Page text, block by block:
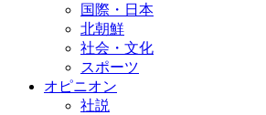
国際・日本
北朝鮮
社会・文化
スポーツ
オピニオン
社説